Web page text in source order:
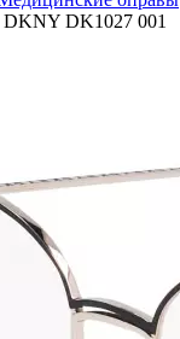
DK1027 001